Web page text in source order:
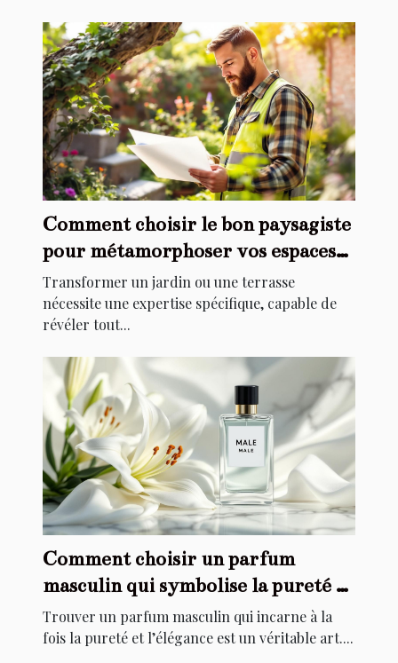
Comment choisir le bon paysagiste
pour métamorphoser vos espaces
extérieurs ?
Transformer un jardin ou une terrasse
nécessite une expertise spécifique, capable de
révéler tout...
Comment choisir un parfum
masculin qui symbolise la pureté et
l'élégance ?
Trouver un parfum masculin qui incarne à la
fois la pureté et l’élégance est un véritable art....